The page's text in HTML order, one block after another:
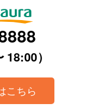
18:00）
こちら